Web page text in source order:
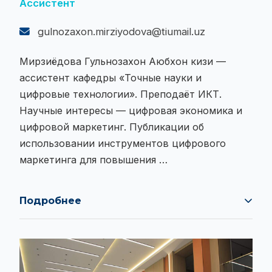
Ассистент
gulnozaxon.mirziyodova@tiumail.uz
Мирзиёдова Гульнозахон Аюбхон кизи —
ассистент кафедры «Точные науки и
цифровые технологии». Преподаёт ИКТ.
Научные интересы — цифровая экономика и
цифровой маркетинг. Публикации об
использовании инструментов цифрового
маркетинга для повышения …
Подробнее
ассистент кафедры «Точные науки и
цифровые технологии». Преподаёт ИКТ.